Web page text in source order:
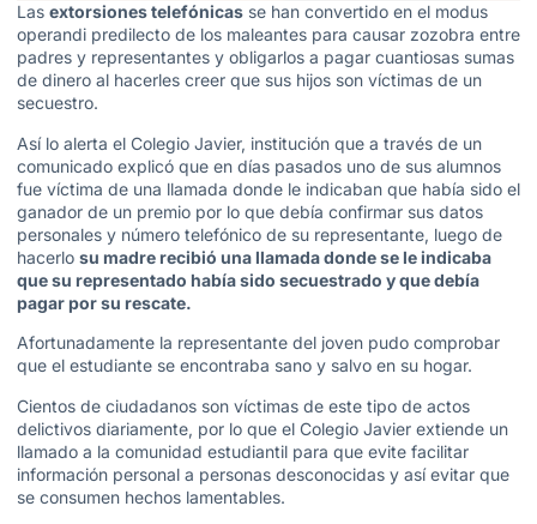
Las extorsiones telefónicas se han convertido en el modus
operandi predilecto de los maleantes para causar zozobra entre
padres y representantes y obligarlos a pagar cuantiosas sumas
de dinero al hacerles creer que sus hijos son víctimas de un
secuestro.
Así lo alerta el Colegio Javier, institución que a través de un
comunicado explicó que en días pasados uno de sus alumnos
fue víctima de una llamada donde le indicaban que había sido el
ganador de un premio por lo que debía confirmar sus datos
personales y número telefónico de su representante, luego de
hacerlo su madre recibió una llamada donde se le indicaba
que su representado había sido secuestrado y que debía
pagar por su rescate.
Afortunadamente la representante del joven pudo comprobar
que el estudiante se encontraba sano y salvo en su hogar.
Cientos de ciudadanos son víctimas de este tipo de actos
delictivos diariamente, por lo que el Colegio Javier extiende un
llamado a la comunidad estudiantil para que evite facilitar
información personal a personas desconocidas y así evitar que
se consumen hechos lamentables.